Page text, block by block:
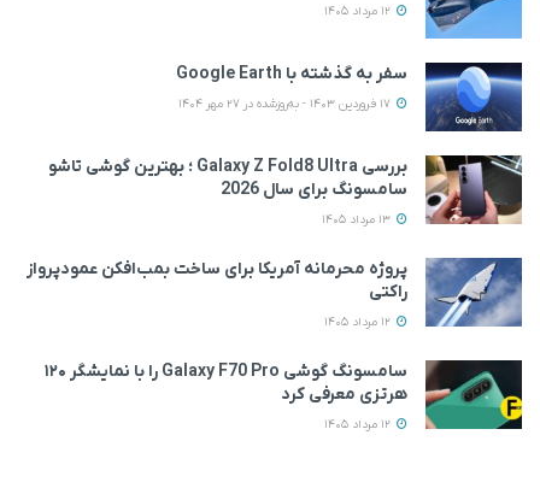
سفر به گذشته با Google Earth
بررسی Galaxy Z Fold8 Ultra ؛ بهترین گوشی تاشو
سامسونگ برای سال 2026
پروژه محرمانه آمریکا برای ساخت بمب‌افکن عمودپرواز
راکتی
سامسونگ گوشی Galaxy F70 Pro را با نمایشگر ۱۲۰
هرتزی معرفی کرد